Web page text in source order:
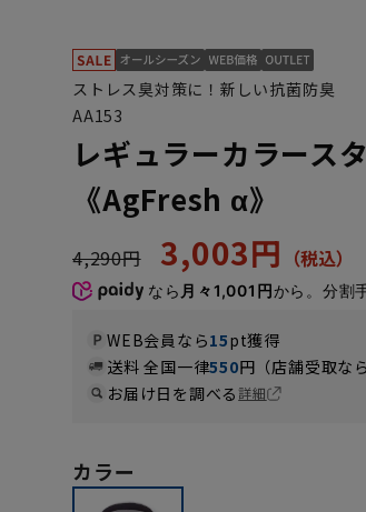
ストレス臭対策に！新しい抗菌防臭
AA153
レギュラーカラース
《AgFresh α》
4,290円 3,003円
なら 月々1,001円から。分割
WEB会員なら15pt獲得
送料 全国一律550円（店舗受取なら
お届け日を調べる詳細
カラー